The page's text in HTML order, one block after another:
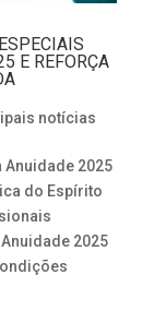
E REFORÇA
notícias
2025
do Espírito
2025